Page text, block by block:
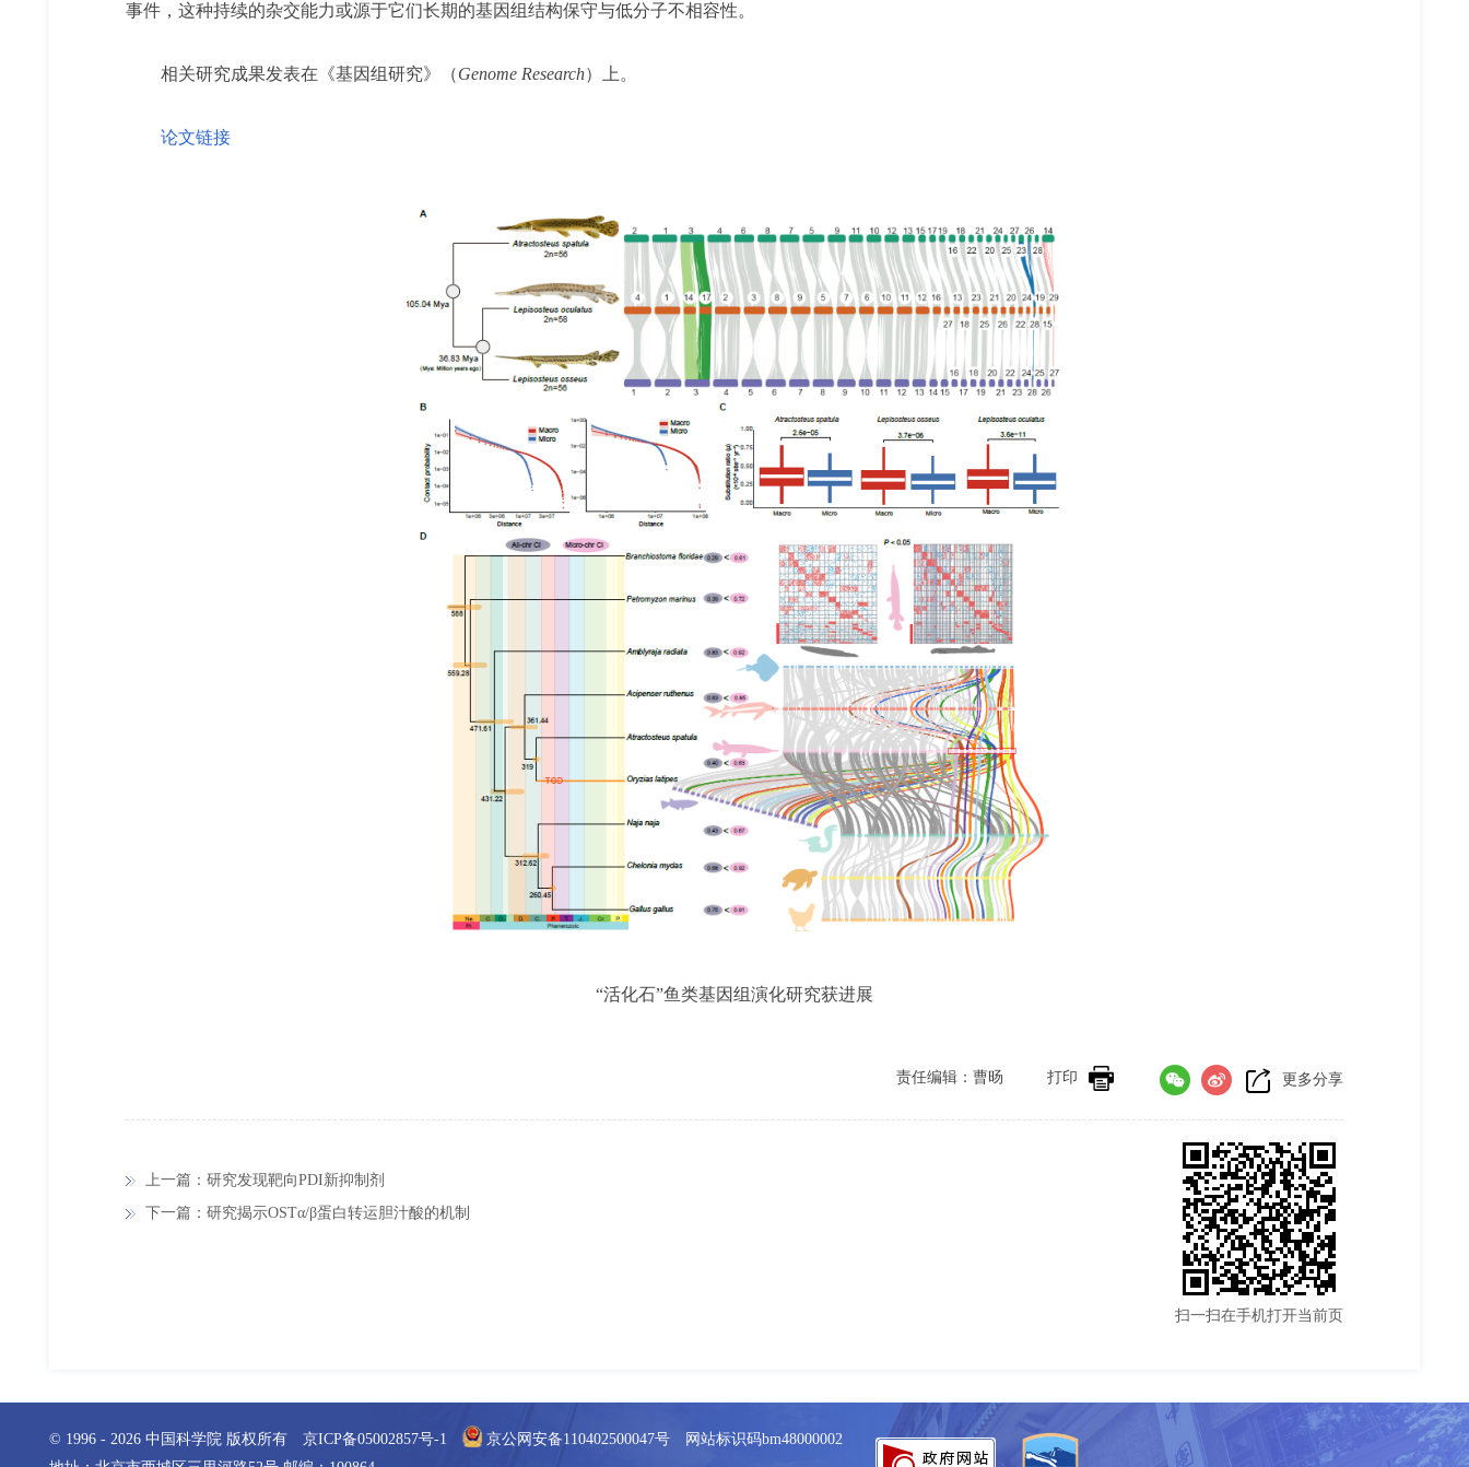
事件，这种持续的杂交能力或源于它们长期的基因组结构保守与低分子不相容性。
相关研究成果发表在《基因组研究》（Genome Research）上。
论文链接
“活化石”鱼类基因组演化研究获进展
更多分享
打印
责任编辑：曹旸
上一篇：研究发现靶向PDI新抑制剂
下一篇：研究揭示OSTα/β蛋白转运胆汁酸的机制
扫一扫在手机打开当前页
© 1996 - 2026 中国科学院 版权所有 京ICP备05002857号-1
京公网安备110402500047号 网站标识码bm48000002